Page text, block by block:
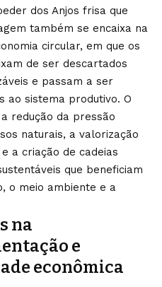
dos Anjos frisa que
também se encaixa na
circular, em que os
de ser descartados
e passam a ser
ao sistema produtivo. O
redução da pressão
naturais, a valorização
a criação de cadeias
que beneficiam
o meio ambiente e a
na
e
econômica